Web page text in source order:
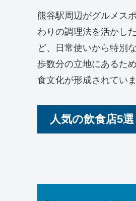
熊谷駅周辺がグルメス
わりの調理法を活かし
ど、日常使いから特別
歩数分の立地にあるた
食文化が形成されていま
人気の飲食店5選